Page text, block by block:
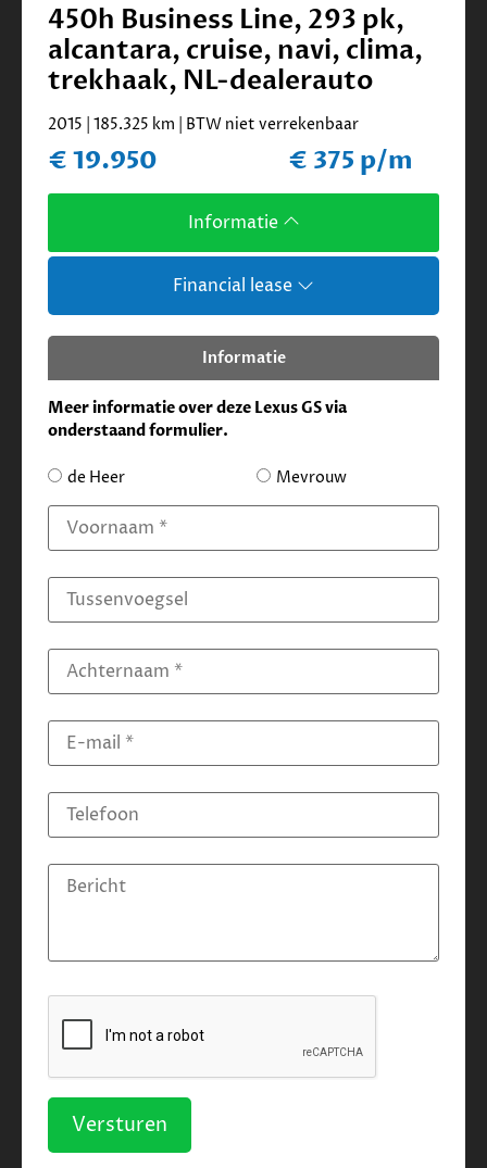
450h Business Line, 293 pk,
alcantara, cruise, navi, clima,
trekhaak, NL-dealerauto
2015 | 185.325 km | BTW niet verrekenbaar
€ 19.950 € 375 p/m
Informatie
Financial lease
Informatie
Meer informatie over deze Lexus GS via
onderstaand formulier.
de Heer Mevrouw
Versturen